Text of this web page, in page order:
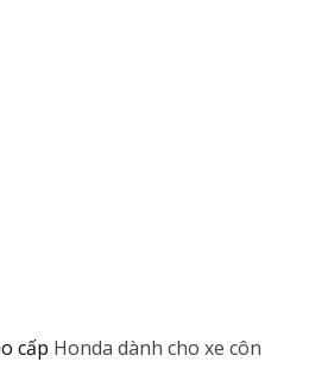
cấp Honda dành cho xe côn